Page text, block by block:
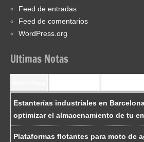
Feed de entradas
Feed de comentarios
WordPress.org
Ultimas Notas
Estanterías industriales en
optimizar el almacenamiento de tu
Plataformas flotantes para moto de